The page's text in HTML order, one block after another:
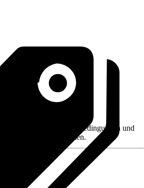
wie z. B. Rückgabebedingungen und
auf den Verkäufernamen.